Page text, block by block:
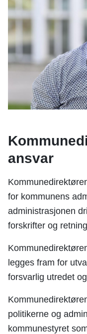
ansvar
for kommunens
administrasjonen
forskrifter og
legges fram for
forsvarlig utredet
politikerne og
kommunestyret